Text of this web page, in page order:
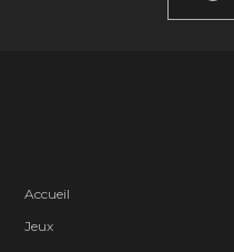
Accueil
Jeux